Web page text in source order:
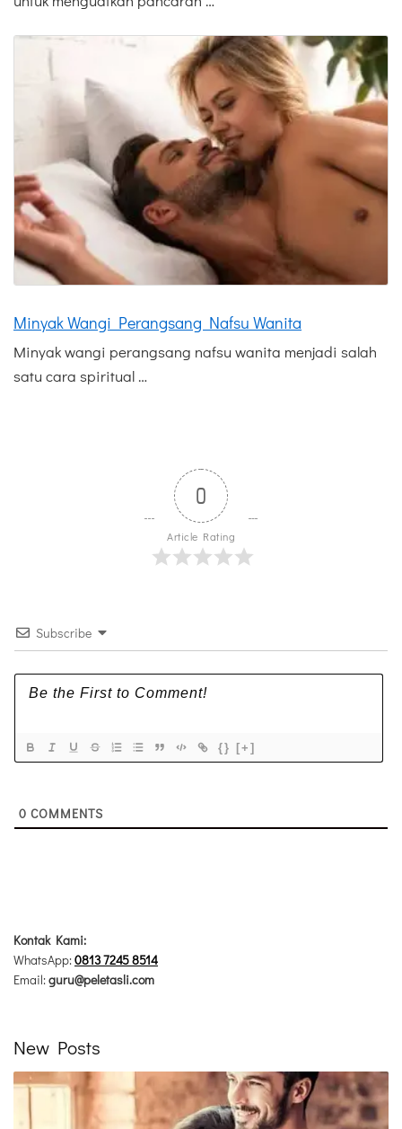
Minyak Wangi Perangsang Nafsu Wanita
Minyak wangi perangsang nafsu wanita menjadi salah
satu cara spiritual …
0
Article Rating
Subscribe
{} [+]
0 COMMENTS
Kontak Kami:
WhatsApp:0813 7245 8514
Email:guru@peletasli.com
New Posts